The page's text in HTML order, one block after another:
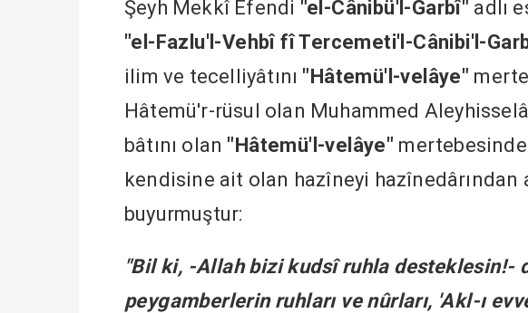
Şeyh Mekkî Efendi "el-Cânibü'l-Garbî" adlı
"el-Fazlu'l-Vehbî fî Tercemeti'l-Cânibi'l-
ilim ve tecelliyâtını "Hâtemü'l-velâye"
Hâtemü'r-rüsul olan Muhammed
bâtını olan "Hâtemü'l-velâye"
kendisine ait olan hazîneyi hazînedârından
buyurmuştur:
"Bil ki, -Allah bizi kudsî ruhla desteklesin!-
peygamberlerin ruhları ve nûrları, 'Akl-ı